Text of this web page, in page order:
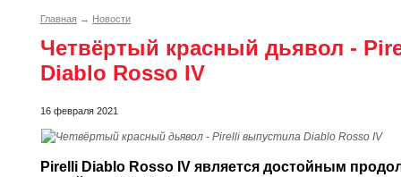
Главная → Новости
Четвёртый красный дьявол -
Diablo Rosso IV
16 февраля 2021
Pirelli Diablo Rosso IV является достойным